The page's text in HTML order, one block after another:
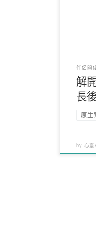
伴侶關
解
長
原生
by心靈